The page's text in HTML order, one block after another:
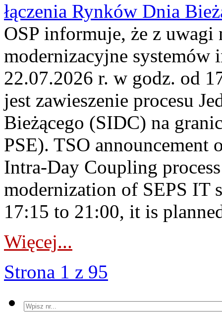
łączenia Rynków Dnia
OSP informuje, że z uwagi
modernizacyjne systemów
22.07.2026 r. w godz. od
jest zawieszenie procesu
Bieżącego (SIDC) na
PSE). TSO announcement
Intra-Day Coupling
modernization of SEPS IT
17:15 to 21:00, it is
Więcej...
Strona 1 z 95